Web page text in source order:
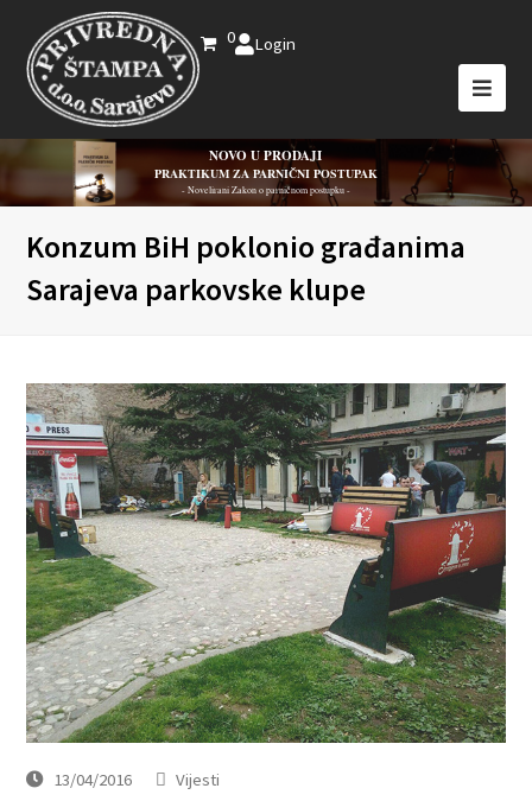
0 Login
NOVO U PRODAJI
PRAKTIKUM ZA PARNIČNI POSTUPAK
- Novelirani Zakon o parničnom postupku -
Konzum BiH poklonio građanima
Sarajeva parkovske klupe
13/04/2016 Vijesti